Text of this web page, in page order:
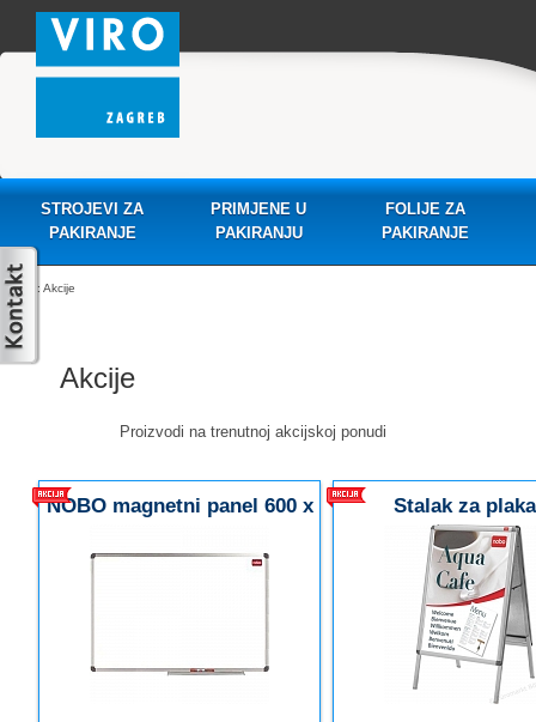
STROJEVI ZA
PAKIRANJE
PRIMJENE U
PAKIRANJU
FOLIJE ZA
PAKIRANJE
: Akcije
Akcije
Proizvodi na trenutnoj akcijskoj ponudi
NOBO magnetni panel 600 x
Stalak za
samostojeći –